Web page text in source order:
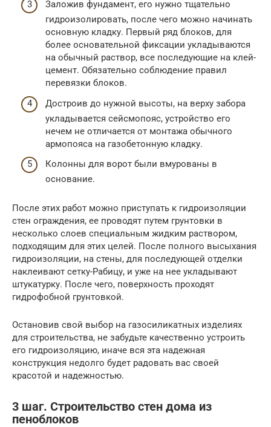
Заложив фундамент, его нужно тщательно
гидроизолировать, после чего можно начинать
основную кладку. Первый ряд блоков, для
более основательной фиксации укладываются
на обычный раствор, все последующие на клей-
цемент. Обязательно соблюдение правил
перевязки блоков.
Достроив до нужной высоты, на верху забора
укладывается сейсмопояс, устройство его
нечем не отличается от монтажа обычного
армопояса на газобетонную кладку.
Колонны для ворот были вмурованы в
основание.
После этих работ можно приступать к гидроизоляции
стен ограждения, ее проводят путем грунтовки в
несколько слоев специальным жидким раствором,
подходящим для этих целей. После полного высыхания
гидроизоляции, на стены, для последующей отделки
наклеивают сетку-Рабицу, и уже на нее укладывают
штукатурку. После чего, поверхность проходят
гидрофобной грунтовкой.
Остановив свой выбор на газосиликатных изделиях
для строительства, не забудьте качественно устроить
его гидроизоляцию, иначе вся эта надежная
конструкция недолго будет радовать вас своей
красотой и надежностью.
3 шаг. Строительство стен дома из
пеноблоков